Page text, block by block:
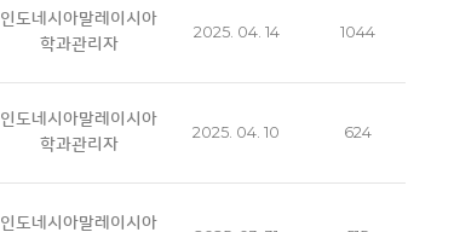
인도네시아말레이시아
학과관리자
2025. 04. 14 1044
인도네시아말레이시아
학과관리자
2025. 04. 10 624
인도네시아말레이시아